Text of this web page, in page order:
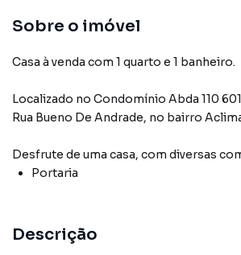
Sobre o imóvel
Casa à venda com 1 quarto e 1 banheiro.
Localizado no Condomínio Abda 110
Rua Bueno De Andrade, no bairro
Desfrute de uma casa, com diversas
Portaria
Descrição